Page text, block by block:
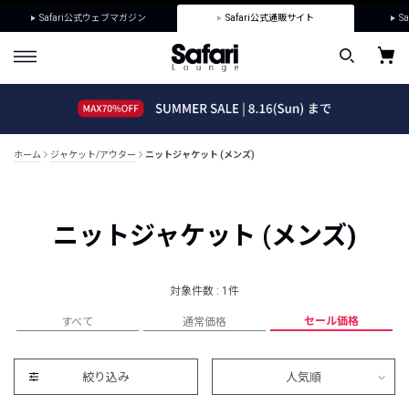
Safari公式ウェブマガジン Safari公式通販サイト
ホーム ジャケット/アウター ニットジャケット (メンズ)
ニットジャケット (メンズ)
対象件数 : 1件
すべて 通常価格 セール価格
絞り込み 人気順